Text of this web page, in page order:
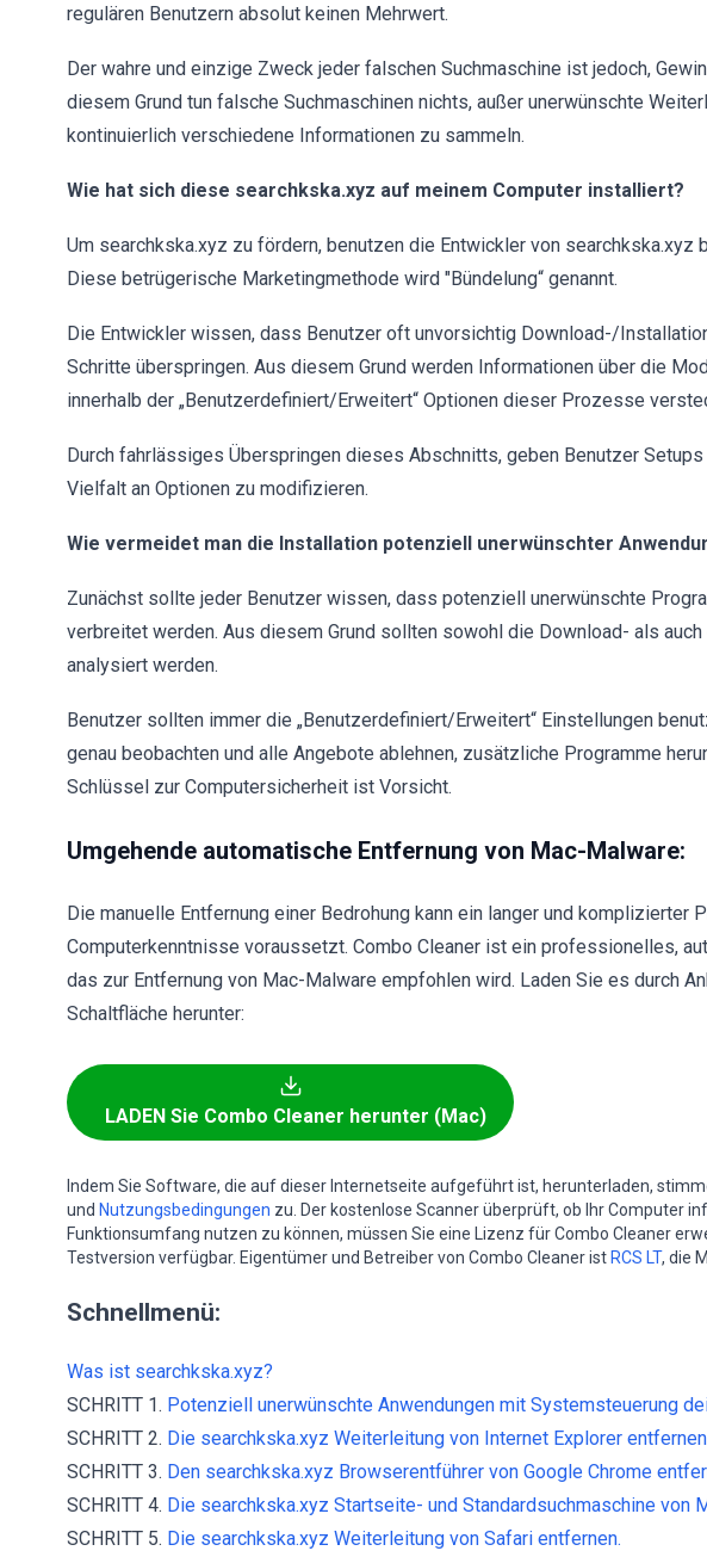
regulären Benutzern absolut keinen Mehrwert.
Der wahre und einzige Zweck jeder falschen Suchmaschine ist jedoch,
diesem Grund tun falsche Suchmaschinen nichts, außer unerwünschte
kontinuierlich verschiedene Informationen zu sammeln.
Wie hat sich diese searchkska.xyz auf meinem Computer installiert?
Um searchkska.xyz zu fördern, benutzen die Entwickler von
Diese betrügerische Marketingmethode wird "Bündelung“ genannt.
Die Entwickler wissen, dass Benutzer oft unvorsichtig Download-/
Schritte überspringen. Aus diesem Grund werden Informationen über die
innerhalb der „Benutzerdefiniert/Erweitert“ Optionen dieser Prozesse
Durch fahrlässiges Überspringen dieses Abschnitts, geben Benutzer
Vielfalt an Optionen zu modifizieren.
Wie vermeidet man die Installation potenziell unerwünschter
Zunächst sollte jeder Benutzer wissen, dass potenziell unerwünschte
verbreitet werden. Aus diesem Grund sollten sowohl die Download- als
analysiert werden.
Benutzer sollten immer die „Benutzerdefiniert/Erweitert“ Einstellungen
genau beobachten und alle Angebote ablehnen, zusätzliche Programme
Schlüssel zur Computersicherheit ist Vorsicht.
Umgehende automatische Entfernung von Mac-Malware:
Die manuelle Entfernung einer Bedrohung kann ein langer und
Computerkenntnisse voraussetzt. Combo Cleaner ist ein professionelles,
das zur Entfernung von Mac-Malware empfohlen wird. Laden Sie es durch
Schaltfläche herunter:
LADEN Sie Combo Cleaner herunter (Mac)
Indem Sie Software, die auf dieser Internetseite aufgeführt ist, herunterladen,
und Nutzungsbedingungen zu. Der kostenlose Scanner überprüft, ob Ihr Computer
Funktionsumfang nutzen zu können, müssen Sie eine Lizenz für Combo Cleaner
Testversion verfügbar. Eigentümer und Betreiber von Combo Cleaner ist RCS LT, die
Schnellmenü:
Was ist searchkska.xyz?
SCHRITT 1. Potenziell unerwünschte Anwendungen mit Systemsteuerung
SCHRITT 2. Die searchkska.xyz Weiterleitung von Internet Explorer
SCHRITT 3. Den searchkska.xyz Browserentführer von Google Chrome
SCHRITT 4. Die searchkska.xyz Startseite- und Standardsuchmaschine von
SCHRITT 5. Die searchkska.xyz Weiterleitung von Safari entfernen.